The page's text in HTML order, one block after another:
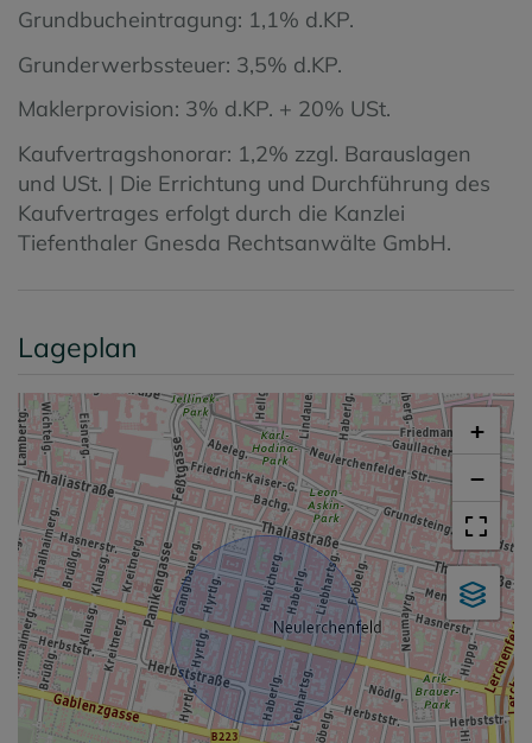
Grundbucheintragung: 1,1% d.KP.
Grunderwerbssteuer: 3,5% d.KP.
Maklerprovision: 3% d.KP. + 20% USt.
Kaufvertragshonorar: 1,2% zzgl. Barauslagen
und USt. | Die Errichtung und Durchführung des
Kaufvertrages erfolgt durch die Kanzlei
Tiefenthaler Gnesda Rechtsanwälte GmbH.
Lageplan
+
−